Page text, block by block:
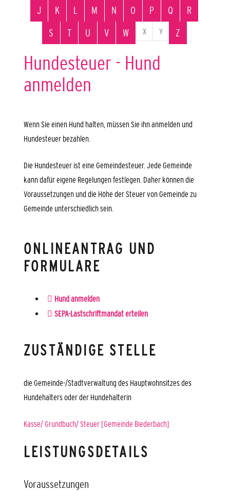
J
K L M N O P Q
R
S
T U V W X Y Z
Hundesteuer - Hund
anmelden
Wenn Sie einen Hund halten, müssen Sie ihn anmelden und
Hundesteuer bezahlen.
Die Hundesteuer ist eine Gemeindesteuer. Jede Gemeinde
kann dafür eigene Regelungen festlegen. Daher können die
Voraussetzungen und die Höhe der Steuer von Gemeinde zu
Gemeinde unterschiedlich sein.
ONLINEANTRAG UND
FORMULARE
Hund anmelden
SEPA-Lastschriftmandat erteilen
ZUSTÄNDIGE STELLE
die Gemeinde-/Stadtverwaltung des Hauptwohnsitzes des
Hundehalters oder der Hundehalterin
Kasse/ Grundbuch/ Steuer [Gemeinde Biederbach]
LEISTUNGSDETAILS
Voraussetzungen